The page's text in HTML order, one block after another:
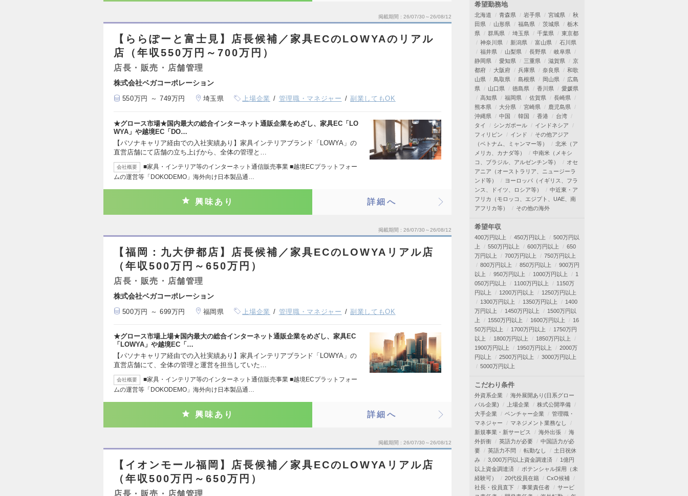
掲載期間 26/07/30～26/08/12
【ららぽーと富士見】店長候補／家具ECのLOWYAのリアル
店（年収550万円～700万円）
店長・販売・店舗管理
株式会社ベガコーポレーション
550万円 ～ 749万円 埼玉県 上場企業 管理職・マネジャー 副業してもOK
★グロース市場★国内最大の総合インターネット通販企業をめざし、家具EC「LO
WYA」や越境EC「DO…
【パソナキャリア経由での入社実績あり】家具インテリアブランド「LOWYA」の
直営店舗にて店舗の立ち上げから、全体の管理と…
会社概要
■家具・インテリア等のインターネット通信販売事業 ■越境ECプラットフォー
ムの運営等「DOKODEMO」海外向け日本製品通…
興味あり 詳細へ
掲載期間 26/07/30～26/08/12
【福岡：九大伊都店】店長候補／家具ECのLOWYAリアル店
（年収500万円～650万円）
店長・販売・店舗管理
株式会社ベガコーポレーション
500万円 ～ 699万円 福岡県 上場企業 管理職・マネジャー 副業してもOK
★グロース市場上場★国内最大の総合インターネット通販企業をめざし、家具EC
「LOWYA」や越境EC「…
【パソナキャリア経由での入社実績あり】家具インテリアブランド「LOWYA」の
直営店舗にて、全体の管理と運営を担当していた…
会社概要
■家具・インテリア等のインターネット通信販売事業 ■越境ECプラットフォー
ムの運営等「DOKODEMO」海外向け日本製品通…
興味あり 詳細へ
掲載期間 26/07/30～26/08/12
【イオンモール福岡】店長候補／家具ECのLOWYAリアル店
（年収500万円～650万円）
店長・販売・店舗管理
希望勤務地
北海道 青森県 岩手県 宮城県
秋
田県
山形県 福島県 茨城県
栃木
県
群馬県 埼玉県 千葉県
東京都
神奈川県
新潟県 富山県
石川県
福井県
山梨県 長野県
岐阜県
静岡県
愛知県 三重県 滋賀県
京
都府
大阪府 兵庫県 奈良県
和歌
山県
鳥取県 島根県 岡山県
広島
県
山口県 徳島県 香川県
愛媛県
高知県
福岡県 佐賀県
長崎県
熊本県
大分県 宮崎県
鹿児島県
沖縄県
中国 韓国 香港
台湾
タイ
シンガポール
インドネシア
フィリピン
インド
その他アジア
（ベトナム、ミャンマー等）
北米（ア
メリカ、カナダ等）
中南米（メキシ
コ、ブラジル、アルゼンチン等）
オセ
アニア（オーストラリア、ニュージーラ
ンド等）
ヨーロッパ（イギリス、フラ
ンス、ドイツ、ロシア等）
中近東・ア
フリカ（モロッコ、エジプト、UAE、南
アフリカ等）
その他の海外
希望年収
400万円以上 450万円以上
500万円以
上
550万円以上 600万円以上
650
万円以上
700万円以上
750万円以上
800万円以上
850万円以上
900万円
以上
950万円以上 1000万円以上
1
050万円以上
1100万円以上
1150万
円以上
1200万円以上
1250万円以上
1300万円以上
1350万円以上
1400
万円以上
1450万円以上
1500万円以
上
1550万円以上 1600万円以上
16
50万円以上
1700万円以上
1750万円
以上
1800万円以上
1850万円以上
1900万円以上
1950万円以上
2000万
円以上
2500万円以上
3000万円以上
5000万円以上
こだわり条件
外資系企業
海外展開あり(日系グロー
バル企業)
上場企業
株式公開準備
大手企業
ベンチャー企業
管理職・
マネジャー
マネジメント業務なし
新規事業・新サービス
海外出張
海
外折衝
英語力が必要
中国語力が必
要
英語力不問 転勤なし
土日祝休
み
3,000万円以上資金調達済
1億円
以上資金調達済
ポテンシャル採用（未
経験可）
20代役員在籍
CxO候補
社長・役員直下
事業責任者
サービ